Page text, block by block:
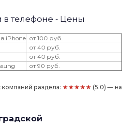
в телефоне - Цены
iPhone от 100 руб.
от 40 руб.
от 40 руб.
от 90 руб.
раздела: ★★★★★ (5.0) — на